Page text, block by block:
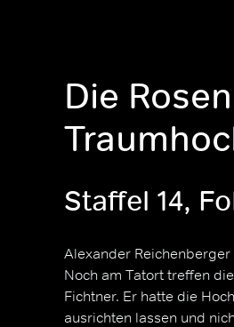
Die
Staffel 14,
Alexander
Noch am Tatort treffen
Fichtner. Er hatte die
ausrichten lassen und